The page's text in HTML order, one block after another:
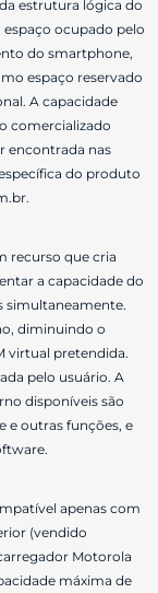
estrutura lógica do
ocupado pelo
do smartphone,
espaço reservado
A capacidade
comercializado
encontrada nas
do produto
recurso que cria
a capacidade do
simultaneamente.
diminuindo o
virtual pretendida.
pelo usuário. A
disponíveis são
e outras funções, e
apenas com
(vendido
Motorola
máxima de